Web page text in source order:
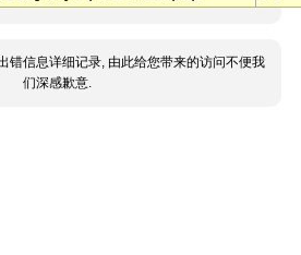
错信息详细记录, 由此给您带来的访问不便我
们深感歉意.